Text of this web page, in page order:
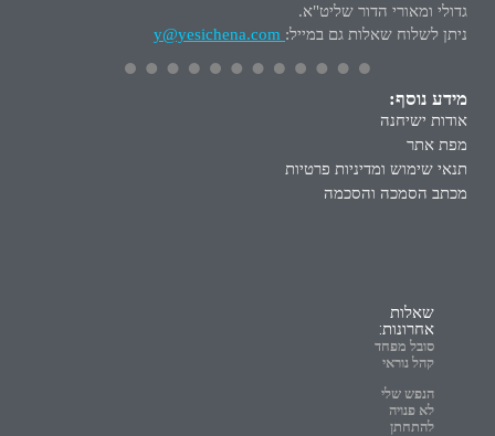
גדולי ומאורי הדור שליט"א.
ניתן לשלוח שאלות גם במייל: y@yesichena.com
מידע נוסף:
אודות ישיחנה
מפת אתר
תנאי שימוש ומדיניות פרטיות
מכתב הסמכה והסכמה
שאלות
אחרונות:
סובל מפחד
קהל נוראי
הנפש שלי
לא פנויה
להתחתן